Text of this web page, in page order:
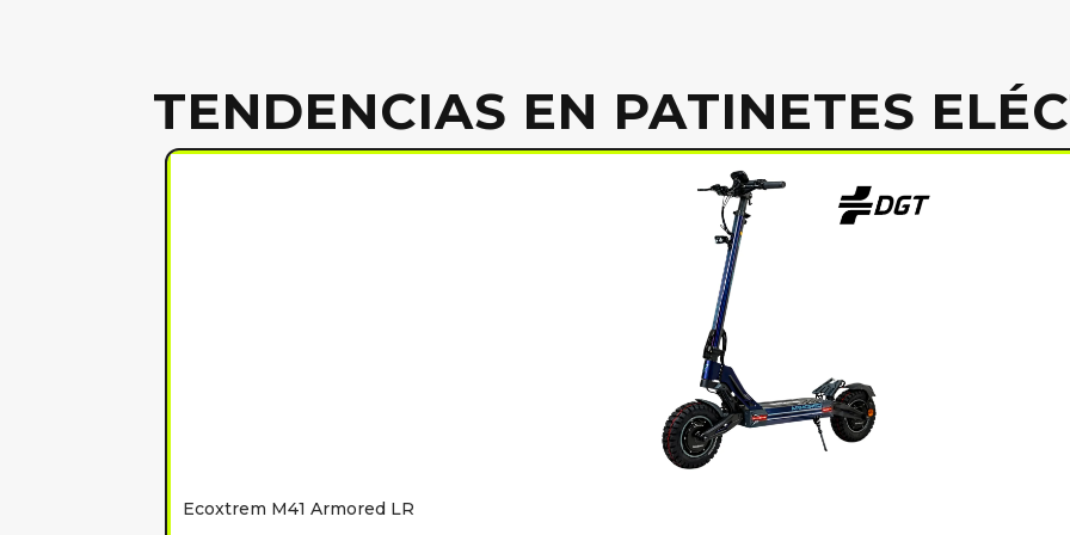
TENDENCIAS EN PATINETES
Ecoxtrem M41 Armored LR